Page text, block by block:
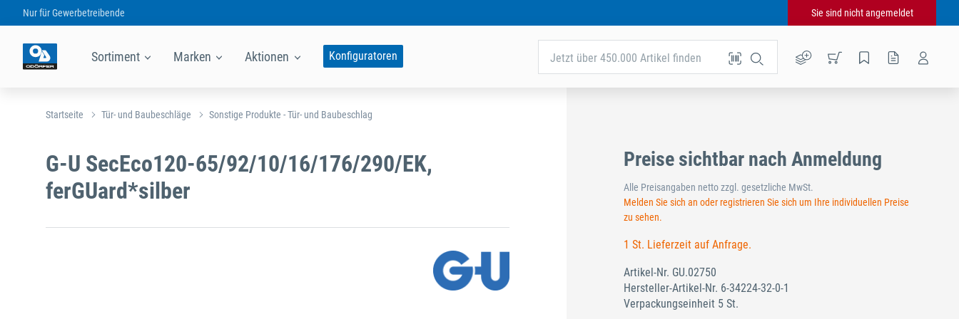
Nur fürGewerbetreibende Sie sind nicht angemeldet
Sortiment Marken Aktionen Konfiguratoren Jetzt über 450.000 Artikel finden
Startseite Tür- und Baubeschläge Sonstige Produkte - Tür- und Baubeschlag
G-U SecEco120-65/92/10/16/176/290/EK,
ferGUard*silber
Preise sichtbar nach Anmeldung
Alle Preisangaben netto zzgl. gesetzliche MwSt.
Melden Sie sich an oder registrieren Sie sich um Ihre individuellen Preise
zu sehen.
1 St. Lieferzeit auf Anfrage.
Artikel-Nr. GU.02750
Hersteller-Artikel-Nr. 6-34224-32-0-1
Verpackungseinheit 5 St.